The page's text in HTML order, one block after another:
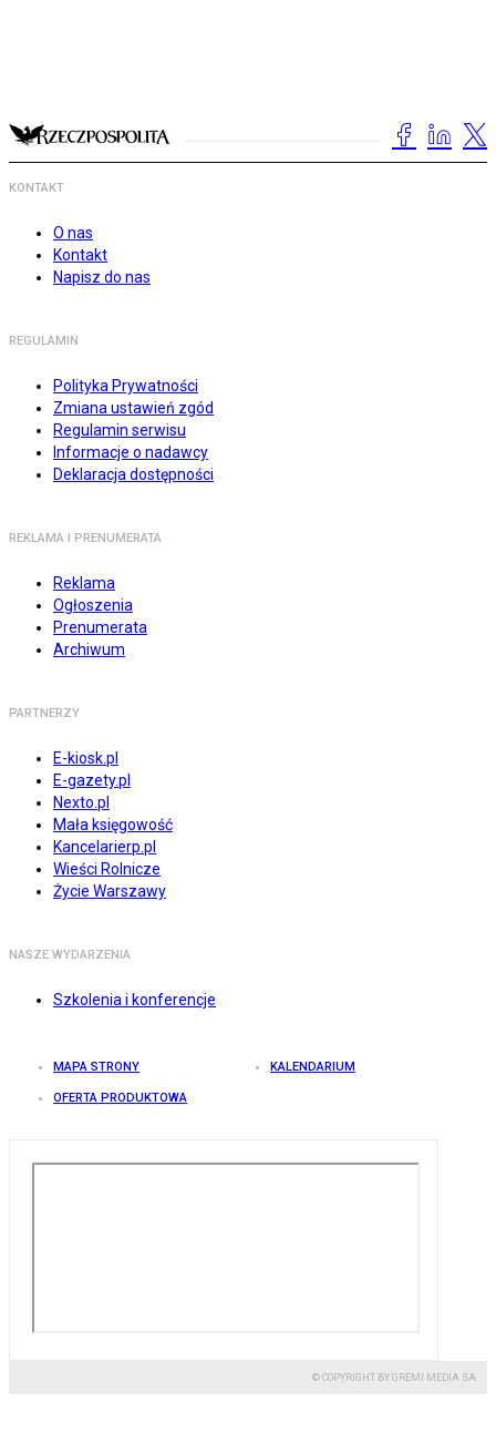
KONTAKT
O nas
Kontakt
Napisz do nas
REGULAMIN
Polityka Prywatności
Zmiana ustawień zgód
Regulamin serwisu
Informacje o nadawcy
Deklaracja dostępności
REKLAMA I PRENUMERATA
Reklama
Ogłoszenia
Prenumerata
Archiwum
PARTNERZY
E-kiosk.pl
E-gazety.pl
Nexto.pl
Mała księgowość
Kancelarierp.pl
Wieści Rolnicze
Życie Warszawy
NASZE WYDARZENIA
Szkolenia i konferencje
MAPA STRONY KALENDARIUM
OFERTA PRODUKTOWA
© COPYRIGHT BY GREMI MEDIA SA